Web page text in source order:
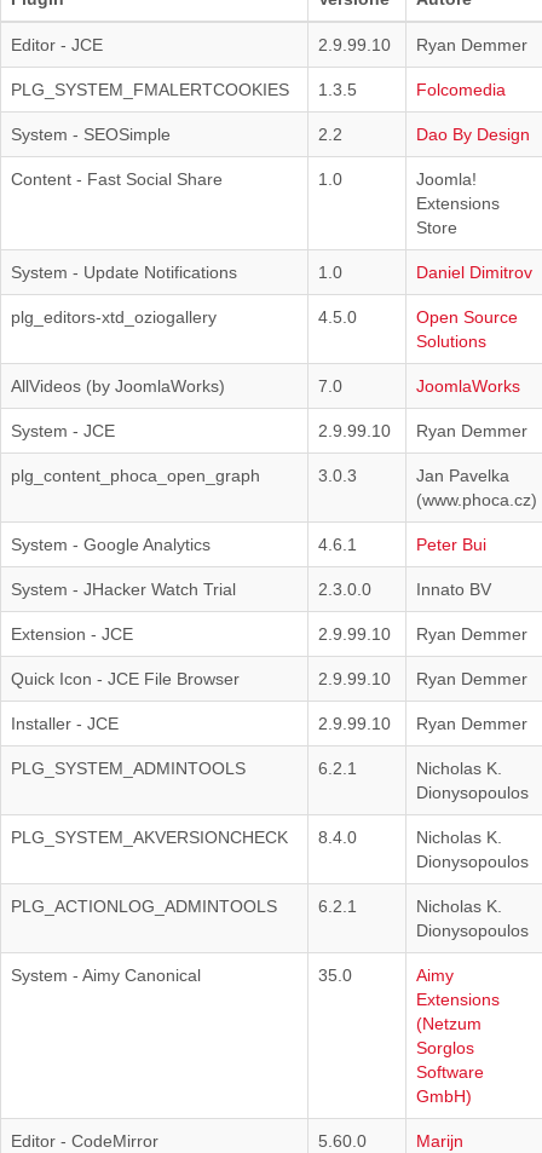
Editor - JCE 2.9.99.10 Ryan Demmer
PLG_SYSTEM_FMALERTCOOKIES 1.3.5 Folcomedia
System - SEOSimple 2.2 Dao By Design
Content - Fast Social Share 1.0
Joomla!
Extensions
Store
System - Update Notifications 1.0 Daniel Dimitrov
plg_editors-xtd_oziogallery 4.5.0
Open Source
Solutions
AllVideos (by JoomlaWorks) 7.0 JoomlaWorks
System - JCE 2.9.99.10 Ryan Demmer
plg_content_phoca_open_graph 3.0.3
Jan Pavelka
(www.phoca.cz)
System - Google Analytics 4.6.1 Peter Bui
System - JHacker Watch Trial 2.3.0.0 Innato BV
Extension - JCE 2.9.99.10 Ryan Demmer
Quick Icon - JCE File Browser 2.9.99.10 Ryan Demmer
Installer - JCE 2.9.99.10 Ryan Demmer
PLG_SYSTEM_ADMINTOOLS 6.2.1
Nicholas K.
Dionysopoulos
PLG_SYSTEM_AKVERSIONCHECK 8.4.0
Nicholas K.
Dionysopoulos
PLG_ACTIONLOG_ADMINTOOLS 6.2.1
Nicholas K.
Dionysopoulos
System - Aimy Canonical 35.0
Aimy
Extensions
(Netzum
Sorglos
Software
GmbH)
Editor - CodeMirror 5.60.0
Marijn